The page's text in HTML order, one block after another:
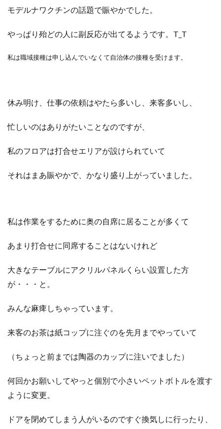
モデルナワクチンの話題で賑やかでした。
やっぱり殆どの人に副反応が出てるようです。T_T
私は職域接種は申し込んでいなくて自治体の接種を受けます。
休み明け、仕事の依頼はやたら多いし、来客多いし、
忙しいのはありがたいことなのですが、
私のフロアは打合せエリアが設けられていて
それはまあ賑やかで、かなり盛り上がっていました。
私は作業をするために奥の自席に居ることが多くて
あまり打合せに同席することはないけれど
大きなテーブルにアクリルパネルくらい設置した方
が・・・と。
みんな麻痺しちゃっています。
来客のお茶は紙コップに注ぐのを先月までやっていて
（ちょっと前までは陶器のカップに注いでました）
何回かお願いしてやっと個別で小さいペットボトルを渡す
ように変更。
ドアを閉めてしまう人がいるのですぐ換気しに行ったり、